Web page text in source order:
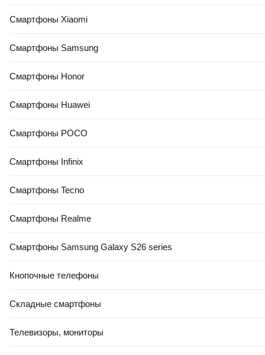
Смартфоны Xiaomi
Смартфоны Samsung
Смартфоны Honor
Смартфоны Huawei
Смартфоны POCO
Смартфоны Infinix
Смартфоны Tecno
Смартфоны Realme
Смартфоны Samsung Galaxy S26 series
Кнопочные телефоны
Складные смартфоны
Телевизоры, мониторы